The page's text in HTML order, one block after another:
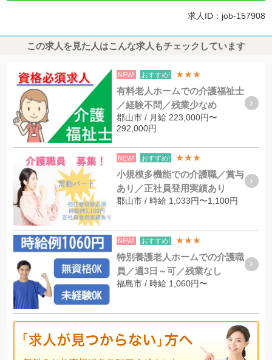
求人ID：job-157908
この求人を見た人はこんな求人もチェックしています
NEW! おすすめ! ★★★
有料老人ホームでの介護福祉士
／経験不問／残業少なめ
郡山市 / 月給 223,000円〜
292,000円
NEW! おすすめ! ★★★
小規模多機能での介護職／賞与
あり／正社員登用実績あり
郡山市 / 時給 1,033円〜1,100円
NEW! おすすめ! ★★★
特別養護老人ホームでの介護職
員／週3日～可／残業なし
福島市 / 時給 1,060円〜